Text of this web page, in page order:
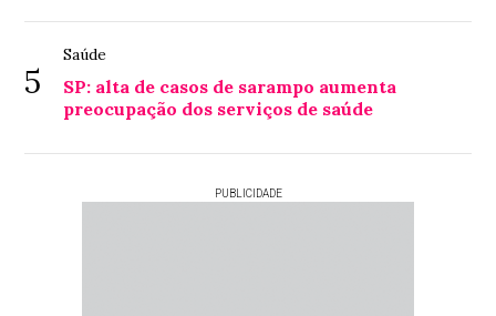
5
Saúde
SP: alta de casos de sarampo aumenta
preocupação dos serviços de saúde
PUBLICIDADE